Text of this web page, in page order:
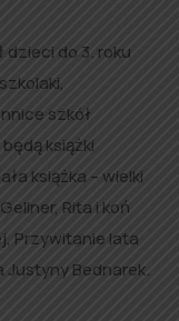
do 3. roku
szkół
książki
książka – wielki
Rita i koń
Przywitanie lata
Justyny Bednarek.